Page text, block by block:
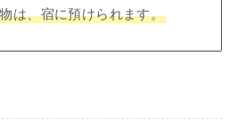
は、宿に預けられます。